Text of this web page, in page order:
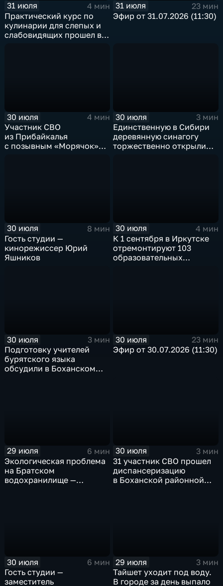
31 июля
4 мин
Практический курс по
кулинарии для слепых и
слабовидящих прошел в
31 июля
23 мин
Эфир от 31.07.2026 (11:30)
30 июля
4 мин
Участник СВО
из Прибайкалья
с позывным «Морячок»
30 июля
3 мин
Единственную в Сибири
деревянную синагогу
торжественно открыли
30 июля
8 мин
Гость студии —
кинорежиссер Юрий
Яшников
30 июля
4 мин
К 1 сентября в Иркутске
отремонтируют 103
образовательных
30 июля
3 мин
Подготовку учителей
бурятского языка
обсудили в Боханском
30 июля
23 мин
Эфир от 30.07.2026 (11:30)
29 июля
6 мин
Экологическая проблема
на Братском
водохранилище —
30 июля
3 мин
31 участник СВО прошел
диспансеризацию
в Боханской районной
30 июля
6 мин
Гость студии —
заместитель
29 июля
3 мин
Тайшет уходит под воду.
В городе за день выпало